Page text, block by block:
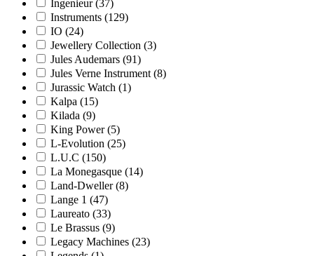
Ingenieur (37)
Instruments (129)
IO (24)
Jewellery Collection (3)
Jules Audemars (91)
Jules Verne Instrument (8)
Jurassic Watch (1)
Kalpa (15)
Kilada (9)
King Power (5)
L-Evolution (25)
L.U.C (150)
La Monegasque (14)
Land-Dweller (8)
Lange 1 (47)
Laureato (33)
Le Brassus (9)
Legacy Machines (23)